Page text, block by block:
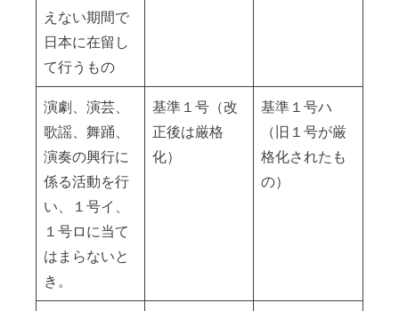
えない期間で
日本に在留し
て行うもの
演劇、演芸、
歌謡、舞踊、
演奏の興行に
係る活動を行
い、１号イ、
１号ロに当て
はまらないと
き。
基準１号（改
正後は厳格
化）
基準１号ハ
（旧１号が厳
格化されたも
の）